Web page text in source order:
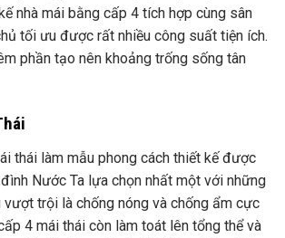
nhà mái bằng cấp 4 tích hợp cùng sân
tối ưu được rất nhiều công suất tiện ích.
phần tạo nên khoảng trống sống tân
thái làm mẫu phong cách thiết kế được
Nước Ta lựa chọn nhất một với những
trội là chống nóng và chống ẩm cực
4 mái thái còn làm toát lên tổng thể và